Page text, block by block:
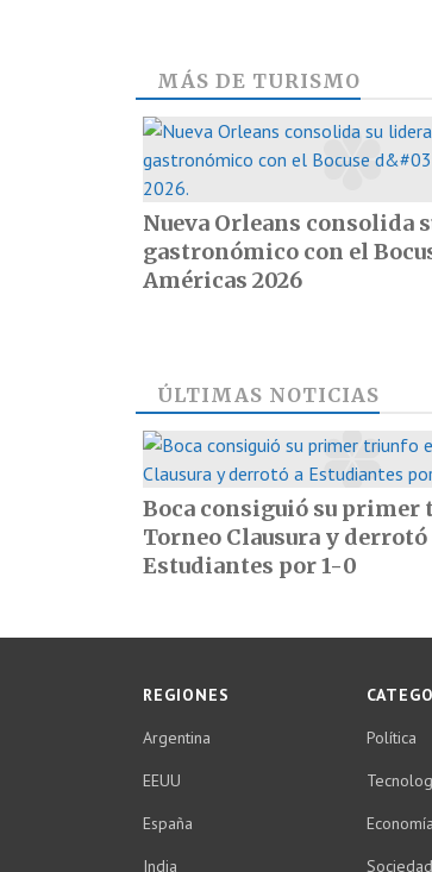
MÁS DE TURISMO
Nueva Orleans consolida
gastronómico con el
Américas 2026
ÚLTIMAS NOTICIAS
Boca consiguió su primer
Torneo Clausura y derrotó
Estudiantes por 1-0
REGIONES
Argentina
EEUU
España
India
Política
Economía
Sociedad